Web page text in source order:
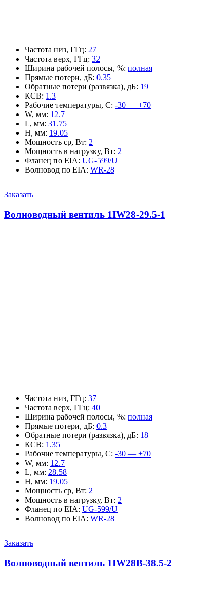
Частота низ, ГГц: 27
Частота верх, ГГц: 32
Ширина рабочей полосы, %: полная
Прямые потери, дБ: 0.35
Обратные потери (развязка), дБ: 19
КСВ: 1.3
Рабочие температуры, С: -30 — +70
W, мм: 12.7
L, мм: 31.75
H, мм: 19.05
Мощность ср, Вт: 2
Мощность в нагрузку, Вт: 2
Фланец по EIA: UG-599/U
Волновод по EIA: WR-28
Заказать
Волноводный вентиль 1IW28-29.5-1
Частота низ, ГГц: 37
Частота верх, ГГц: 40
Ширина рабочей полосы, %: полная
Прямые потери, дБ: 0.3
Обратные потери (развязка), дБ: 18
КСВ: 1.35
Рабочие температуры, С: -30 — +70
W, мм: 12.7
L, мм: 28.58
H, мм: 19.05
Мощность ср, Вт: 2
Мощность в нагрузку, Вт: 2
Фланец по EIA: UG-599/U
Волновод по EIA: WR-28
Заказать
Волноводный вентиль 1IW28B-38.5-2